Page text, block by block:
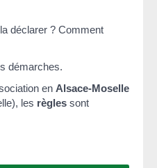
déclarer ? Comment
démarches.
en Alsace-Moselle
les règles sont